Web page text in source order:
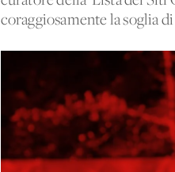
coraggiosamente la soglia